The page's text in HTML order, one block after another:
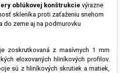
oblúkovej konštrukcie výrazne
skleníka proti zaťaženiu snehom
do zeme aj na podmurovku
zoskrutkovaná z masívnych 1 mm
eloxovaných hliníkových profilov.
sú z hliníkových skrutiek a matiek,